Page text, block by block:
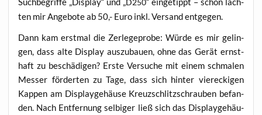
D250
ten mir Ange­bo­te ab 50,- Euro inkl. Ver­sand entgegen.
Dann kam erst­mal die Zer­le­ge­pro­be: Wür­de es mir gelin­
gen, dass alte Dis­play aus­zu­bau­en, ohne das Gerät ernst­
haft zu beschä­di­gen? Ers­te Ver­su­che mit einem schma­len
Mes­ser för­der­ten zu Tage, dass sich hin­ter vier­ecki­gen
Kap­pen am Dis­play­ge­häu­se Kreuz­schlitz­schrau­ben befan­
den. Nach Ent­fer­nung sel­bi­ger ließ sich das Dis­play­ge­häu­